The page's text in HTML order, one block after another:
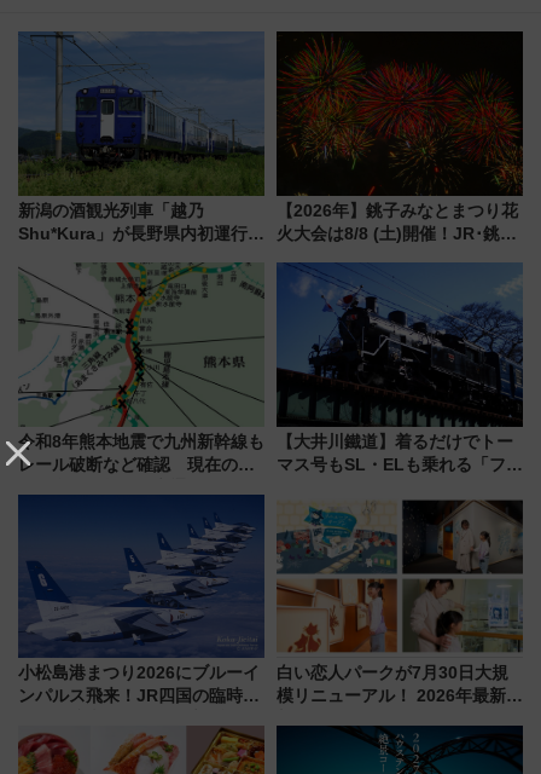
新潟の酒観光列車「越乃
Shu*Kura」が長野県内初運行！
別企画
【2026年】銚子みなとまつり花
火大会は8/8 (土)開催！JR･銚子
報、利根川に咲く8,000発の大迫
力＆屋台を満喫
令和8年熊本地震で九州新幹線も
レール破断など確認 現在の運
【大井川鐵道】着るだけでトー
マス号もSL・ELも乗れる「フリ
受注販売
小松島港まつり2026にブルーイ
ンパルス飛来！JR四国の臨時ダ
白い恋人パークが7月30日大規
模リニューアル！ 2026年最新の
と料金・アクセスを徹底解説